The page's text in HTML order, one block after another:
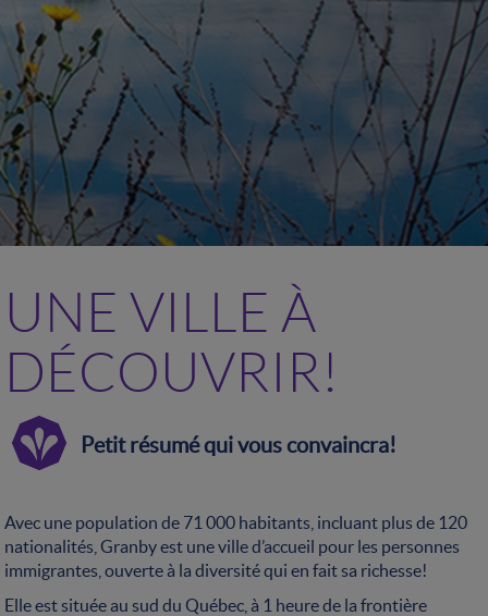
UNE VILLE À
DÉCOUVRIR!
Petit résumé qui vous convaincra!
Avec une population de 71 000 habitants, incluant plus de 120
nationalités, Granby est une ville d’accueil pour les personnes
immigrantes, ouverte à la diversité qui en fait sa richesse!
Elle est située au sud du Québec, à 1 heure de la frontière